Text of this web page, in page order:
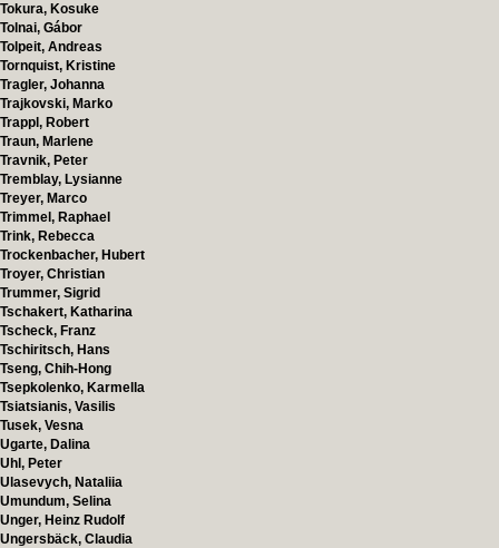
Tokura, Kosuke
Tolnai, Gábor
Tolpeit, Andreas
Tornquist, Kristine
Tragler, Johanna
Trajkovski, Marko
Trappl, Robert
Traun, Marlene
Travnik, Peter
Tremblay, Lysianne
Treyer, Marco
Trimmel, Raphael
Trink, Rebecca
Trockenbacher, Hubert
Troyer, Christian
Trummer, Sigrid
Tschakert, Katharina
Tscheck, Franz
Tschiritsch, Hans
Tseng, Chih-Hong
Tsepkolenko, Karmella
Tsiatsianis, Vasilis
Tusek, Vesna
Ugarte, Dalina
Uhl, Peter
Ulasevych, Nataliia
Umundum, Selina
Unger, Heinz Rudolf
Ungersbäck, Claudia